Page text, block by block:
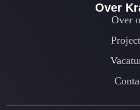
Over
Over